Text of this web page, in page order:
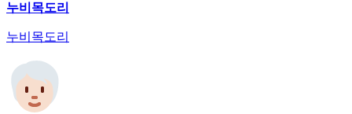
누비목도리
누비목도리